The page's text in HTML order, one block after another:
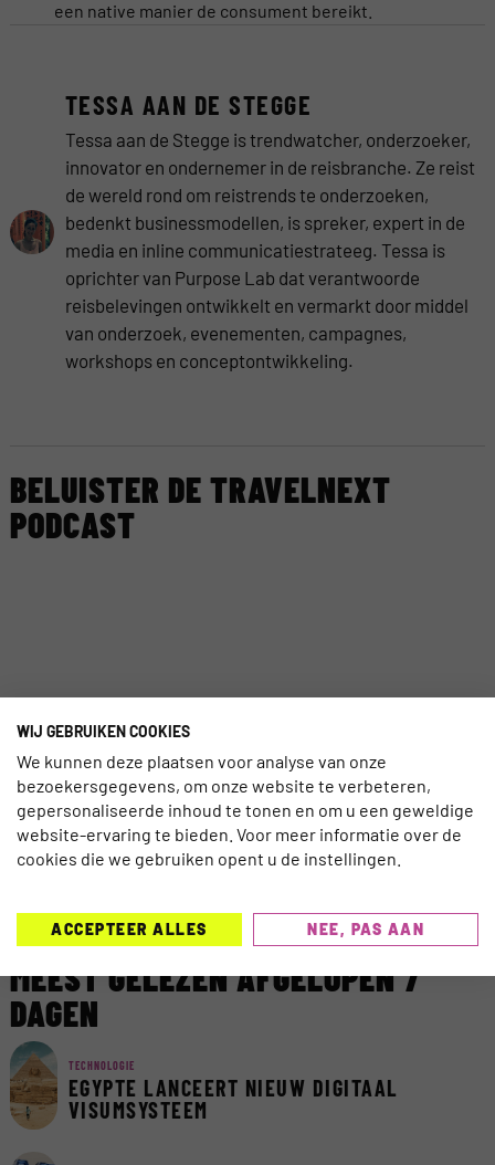
een native manier de consument bereikt.
TESSA AAN DE STEGGE
Tessa aan de Stegge is trendwatcher, onderzoeker,
innovator en ondernemer in de reisbranche. Ze reist
de wereld rond om reistrends te onderzoeken,
bedenkt businessmodellen, is spreker, expert in de
media en inline communicatiestrateeg. Tessa is
oprichter van Purpose Lab dat verantwoorde
reisbelevingen ontwikkelt en vermarkt door middel
van onderzoek, evenementen, campagnes,
workshops en conceptontwikkeling.
BELUISTER DE TRAVELNEXT
PODCAST
MEEST GELEZEN AFGELOPEN 7
DAGEN
TECHNOLOGIE
EGYPTE LANCEERT NIEUW DIGITAAL
VISUMSYSTEEM
WIJ GEBRUIKEN COOKIES
We kunnen deze plaatsen voor analyse van onze
bezoekersgegevens, om onze website te verbeteren,
gepersonaliseerde inhoud te tonen en om u een geweldige
website-ervaring te bieden. Voor meer informatie over de
cookies die we gebruiken opent u de instellingen.
ACCEPTEER ALLES NEE, PAS AAN